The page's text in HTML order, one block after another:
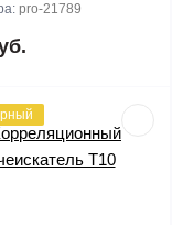
pro-21789